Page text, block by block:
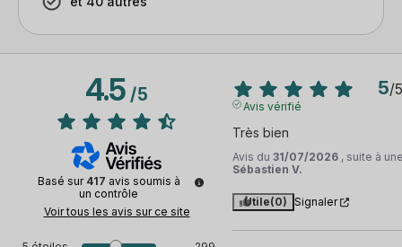
4.5/5
Basé sur 417 avis soumis à
un contrôle
Voir tous les avis sur ce site
5/5
Avis vérifié
Très bien
Avis du 31/07/2026 , suite à
Sébastien V.
Utile(0) Signaler